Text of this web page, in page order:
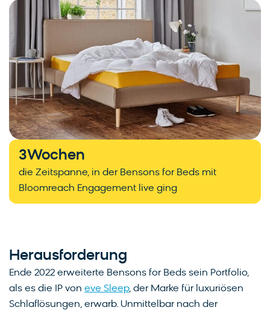
3Wochen
die Zeitspanne, in der Bensons for Beds mit
Bloomreach Engagement live ging
Herausforderung
Ende 2022 erweiterte Bensons for Beds sein Portfolio,
als es die IP von eve Sleep, der Marke für luxuriösen
Schlaflösungen, erwarb. Unmittelbar nach der